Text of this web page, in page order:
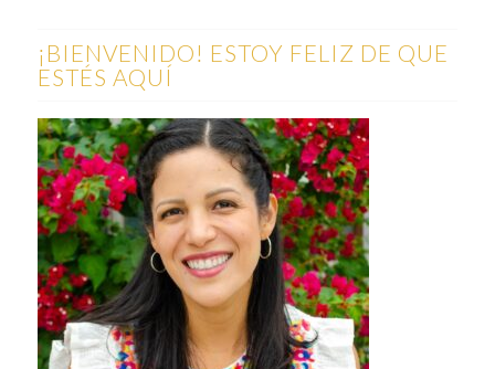
¡BIENVENIDO! ESTOY FELIZ DE QUE
ESTÉS AQUÍ